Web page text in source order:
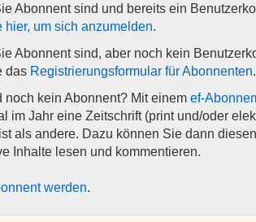
Abonnent sind und bereits ein
hier, um sich anzumelden.
Abonnent sind, aber noch kein
das Registrierungsformular für Abonnenten.
noch kein Abonnent? Mit einem ef-
im Jahr eine Zeitschrift (print und/oder
als andere. Dazu können Sie dann
Inhalte lesen und kommentieren.
werden.